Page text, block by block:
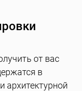
от вас
в
архитектурной